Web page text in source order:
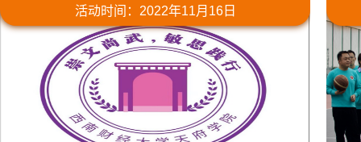
活动时间：2022年11月16日